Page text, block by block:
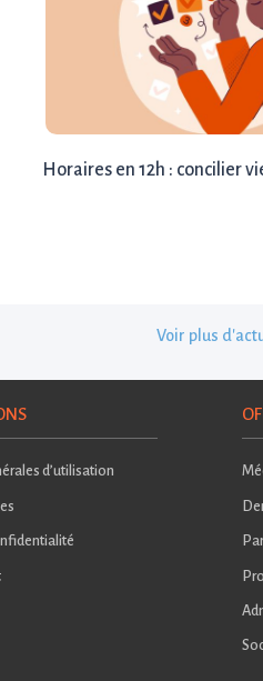
Horaires en 12h : concilier
Voir plus
d’utilisation